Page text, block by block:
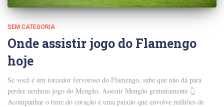
SEM CATEGORIA
Onde assistir jogo do Flamengo
hoje
Se você é um torcedor fervoroso do Flamengo, sabe que não dá para
perder nenhum jogo do Mengão. Assistir Mengão gratuitamente 👆
Acompanhar o time do coração é uma paixão que envolve milhões de